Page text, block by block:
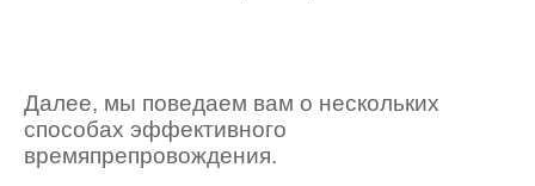
Далее, мы поведаем вам о нескольких
способах эффективного
времяпрепровождения.